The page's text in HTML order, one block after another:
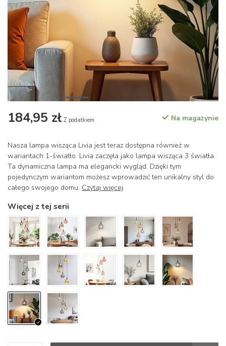
184,95 zł Z podatkiem Na magazynie
Nasza lampa wisząca Livia jest teraz dostępna również w
wariantach 1-światło. Livia zaczęła jako lampa wisząca 3 światła.
Ta dynamiczna lampa ma elegancki wygląd. Dzięki tym
pojedynczym wariantom możesz wprowadzić ten unikalny styl do
całego swojego domu. Czytaj więcej.
Więcej z tej serii